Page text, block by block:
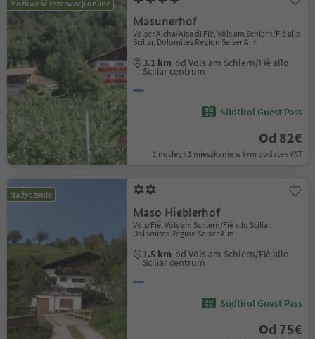
Możliwość rezerwacji online
Masunerhof
Völser Aicha/Aica di Fiè, Völs am Schlern/Fiè allo
Sciliar, Dolomites Region Seiser Alm
3.1 km od Völs am Schlern/Fiè allo
Sciliar centrum
Südtirol Guest Pass
Od 82€
1 nocleg / 1 mieszkanie w tym podatek VAT
Na życzenie
Maso Hieblerhof
Völs/Fiè, Völs am Schlern/Fiè allo Sciliar,
Dolomites Region Seiser Alm
1.5 km od Völs am Schlern/Fiè allo
Sciliar centrum
Südtirol Guest Pass
Od 75€